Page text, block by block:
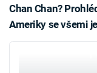
Chan Chan?
Ameriky se všemi